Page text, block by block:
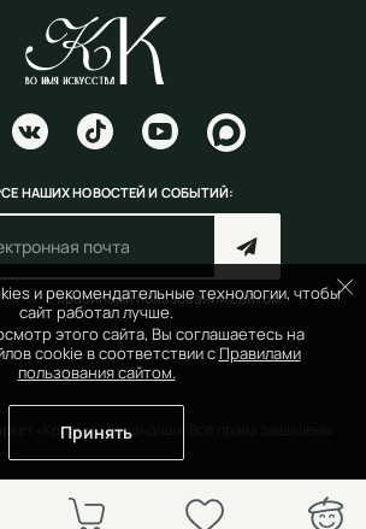
и рекомендательные технологии, чтобы
сайт работал лучше.
этого сайта, Вы соглашаетесь на
cookie в соответствии с Правилами
пользования сайтом.
Принять
НАШИХ НОВОСТЕЙ И СОБЫТИЙ:
справилами пользования сайтом
«Красный Карандаш». Все права защищены